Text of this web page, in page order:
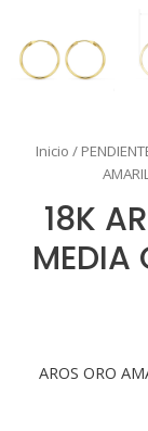
Inicio /
18K
MEDIA
AROS ORO